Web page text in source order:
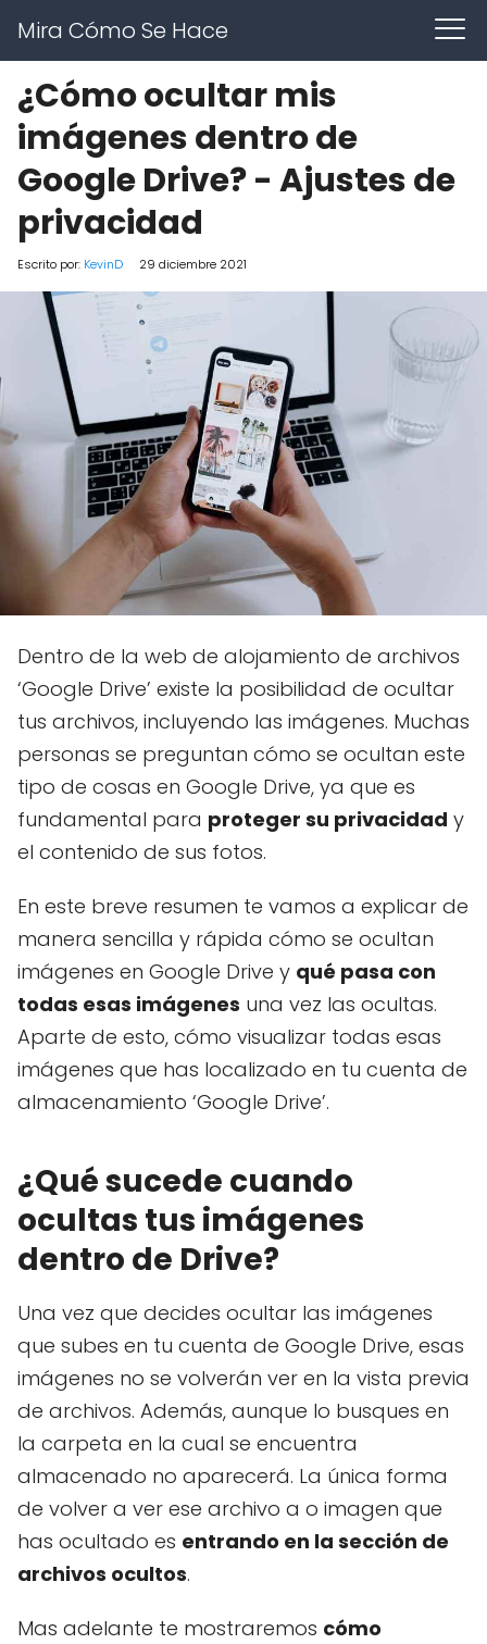
Mira Cómo Se Hace
¿Cómo ocultar mis
imágenes dentro de
Google Drive? - Ajustes de
privacidad
Escrito por: KevinD 29 diciembre 2021
Dentro de la web de alojamiento de archivos
‘Google Drive’ existe la posibilidad de ocultar
tus archivos, incluyendo las imágenes. Muchas
personas se preguntan cómo se ocultan este
tipo de cosas en Google Drive, ya que es
fundamental para proteger su privacidad y
el contenido de sus fotos.
En este breve resumen te vamos a explicar de
manera sencilla y rápida cómo se ocultan
imágenes en Google Drive y qué pasa con
todas esas imágenes una vez las ocultas.
Aparte de esto, cómo visualizar todas esas
imágenes que has localizado en tu cuenta de
almacenamiento ‘Google Drive’.
¿Qué sucede cuando
ocultas tus imágenes
dentro de Drive?
Una vez que decides ocultar las imágenes
que subes en tu cuenta de Google Drive, esas
imágenes no se volverán ver en la vista previa
de archivos. Además, aunque lo busques en
la carpeta en la cual se encuentra
almacenado no aparecerá. La única forma
de volver a ver ese archivo a o imagen que
has ocultado es entrando en la sección de
archivos ocultos.
Mas adelante te mostraremos cómo